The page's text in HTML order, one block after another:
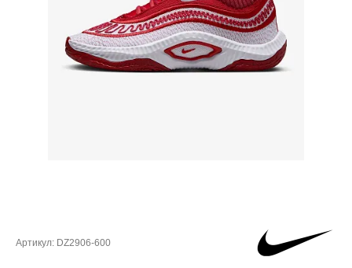
Артикул: DZ2906-600